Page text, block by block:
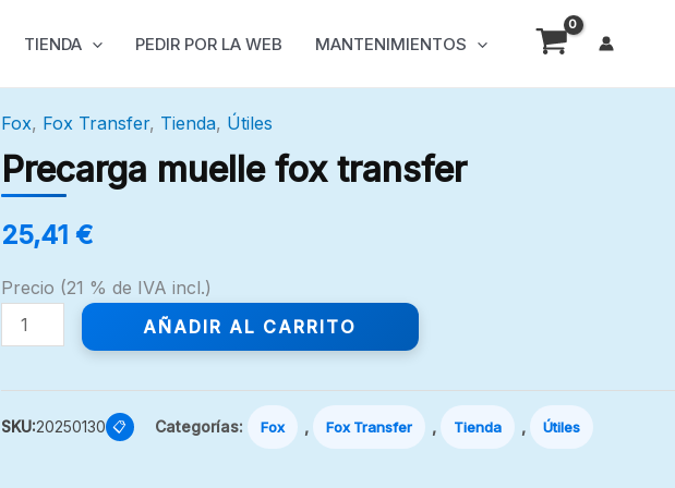
TIENDA PEDIR POR LA WEB MANTENIMIENTOS
Fox, Fox Transfer, Tienda, Útiles
Precarga muelle fox transfer
25,41 €
Precio (21 % de IVA incl.)
Precarga
muelle
fox
transfer
cantidad
AÑADIR AL CARRITO
SKU:20250130 📋 Categorías: Fox , Fox Transfer , Tienda , Útiles